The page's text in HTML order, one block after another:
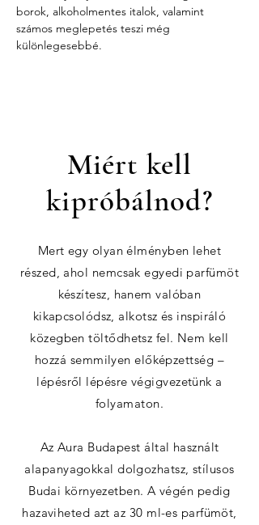
borok, alkoholmentes italok, valamint
számos meglepetés teszi még
különlegesebbé.
Miért kell
kipróbálnod?
Mert egy olyan élményben lehet
részed, ahol nemcsak egyedi parfümöt
készítesz, hanem valóban
kikapcsolódsz, alkotsz és inspiráló
közegben töltődhetsz fel. Nem kell
hozzá semmilyen előképzettség –
lépésről lépésre végigvezetünk a
folyamaton.
Az Aura Budapest által használt
alapanyagokkal dolgozhatsz, stílusos
Budai környezetben. A végén pedig
hazaviheted azt az 30 ml-es parfümöt,